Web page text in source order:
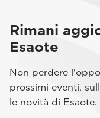
Rimani
Esaote
Non perdere
prossimi eventi,
le novità di Esaote.